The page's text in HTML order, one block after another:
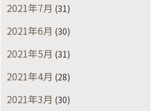
2021年7月 (31)
2021年6月 (30)
2021年5月 (31)
2021年4月 (28)
2021年3月 (30)